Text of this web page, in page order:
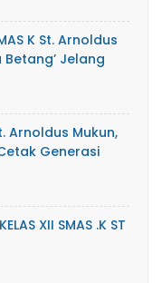
K St. Arnoldus
Betang’ Jelang
Arnoldus Mukun,
Generasi
XII SMAS .K ST